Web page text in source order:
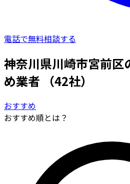
電話で無料相談する
神奈川県川崎市宮前区
め業者
（42社）
おすすめ
おすすめ順とは？